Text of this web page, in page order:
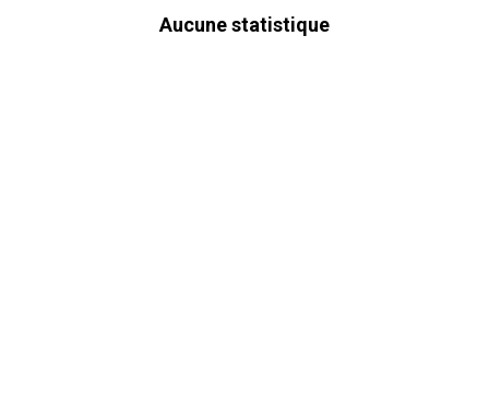
Aucune statistique